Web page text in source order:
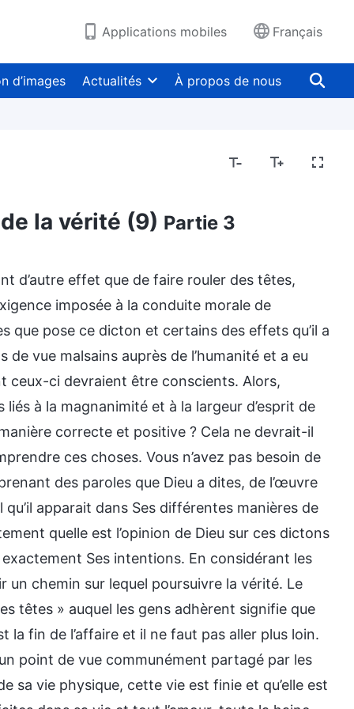
Applications mobiles Français
d’images Actualités À propos de nous
la vérité (9) Partie 3
d’autre effet que de faire rouler des têtes,
imposée à la conduite morale de
que pose ce dicton et certains des effets qu’il a
vue malsains auprès de l’humanité et a eu
ceux-ci devraient être conscients. Alors,
à la magnanimité et à la largeur d’esprit de
correcte et positive ? Cela ne devrait-il
ces choses. Vous n’avez pas besoin de
des paroles que Dieu a dites, de l’œuvre
apparait dans Ses différentes manières de
quelle est l’opinion de Dieu sur ces dictons
Ses intentions. En considérant les
chemin sur lequel poursuivre la vérité. Le
têtes » auquel les gens adhèrent signifie que
la fin de l’affaire et il ne faut pas aller plus loin.
point de vue communément partagé par les
sa vie physique, cette vie est finie et qu’elle est